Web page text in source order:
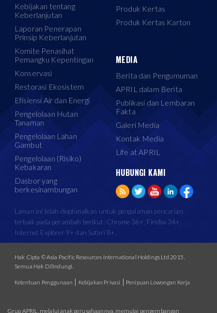
Kebijakan tentang
Keberlanjutan
Laporan Penerapan
Prinsip Keberlanjutan
Komite Penasihat
Pemangku Kepentingan
Konservasi
Restorasi Ekosistem
Efisiensi Air dan Energi
Pengelolaan Hutan
Tanaman
Pengelolaan Lahan
Gambut
Pengelolaan (Risiko)
Kebakaran
Dasbor yang
berkesinambungan
Produk Kertas
Produk Kertas Karton
MEDIA
Berita dan Pengumuman
APRIL dalam Berita
Publikasi dan Lembaran
Fakta
Galeri Media
Kontak Media
Life at APRIL
HUBUNGI KAMI
Laman ini telah dioptimalkan untuk pengalaman pencarian
terbaik pada perambah berikut: Chrome 36+, Firefox 34+,
Internet Explorer 9+ dan Safari 8+.
Hak Cipta © Asia Pacific Resources International Holdings Ltd 2015.
Semua Hak Dilindungi.
Ketentuan Penggunaan | Kebijakan Privasi | Penipuan Lowongan Kerja
Grup APRIL, melalui anak perusahaannya, memulai pengembangan